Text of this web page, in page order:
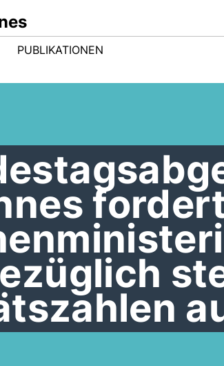
PUBLIKATIONEN